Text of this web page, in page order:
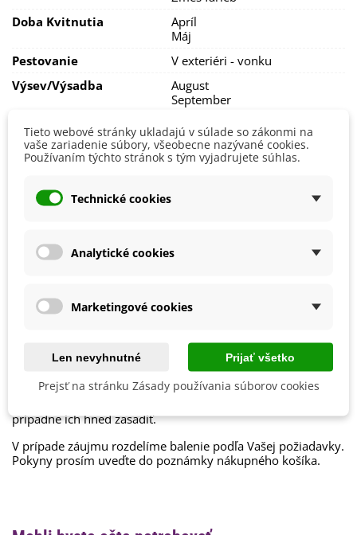
Korunkovky sú veľmi jedovaté, zvlášť ich cibuľky. Ich toxické
látky odpudzujú krtkov, takže je možné rastliny vysadiť na
miesto, kde je s týmito škodcami problém.
Doba Kvitnutia
Apríl
Máj
Pestovanie
V exteriéri - vonku
Výsev/výsadba
August
September
Výrobca
SemenaOnline
Mrazuvzdornosť
Áno
Obdobie Výsadby
Balenie cibuľovín
Každý druh cibuliek je označený názvom, obrázkom a
postupom na pestovanie.
Chceme byť šetrní k prírode, preto cibuľoviny balíme do
papierových recyklovateľných sáčkov a cibuľky toho istého
Cibuľky ručne balíme v deň odoslania. Bezprostredne po ich
prípadne ich hneď zasadiť.
V prípade záujmu rozdelíme balenie podľa Vašej požiadavky.
Pokyny prosím uveďte do poznámky nákupného košíka.
Tieto webové stránky ukladajú v súlade so zákonmi na
vaše zariadenie súbory, všeobecne nazývané cookies.
Používaním týchto stránok s tým vyjadrujete súhlas.
Technické cookies
Analytické cookies
Marketingové cookies
Len nevyhnutné Prijať všetko
Prejsť na stránku Zásady používania súborov cookies